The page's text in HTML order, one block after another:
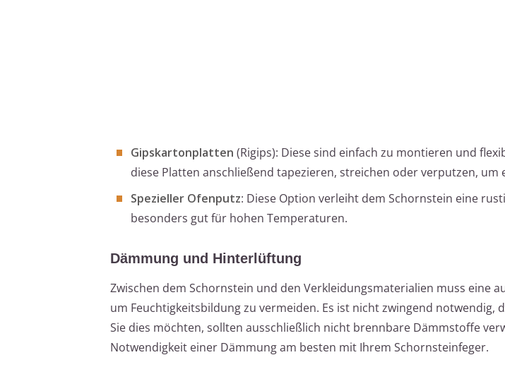
Gipskartonplatten (Rigips): Diese sind einfach zu montieren und
diese Platten anschließend tapezieren, streichen oder verputzen, um
Spezieller Ofenputz: Diese Option verleiht dem Schornstein eine
besonders gut für hohen Temperaturen.
Dämmung und Hinterlüftung
Zwischen dem Schornstein und den Verkleidungsmaterialien muss eine
um Feuchtigkeitsbildung zu vermeiden. Es ist nicht zwingend notwendig,
Sie dies möchten, sollten ausschließlich nicht brennbare Dämmstoffe
Notwendigkeit einer Dämmung am besten mit Ihrem Schornsteinfeger.